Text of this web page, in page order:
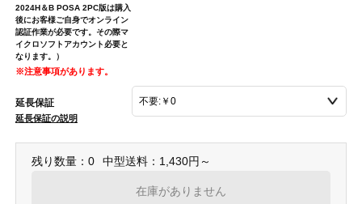
2024H＆B POSA 2PC版は購入
後にお客様ご自身でオンライン
認証作業が必要です。その際マ
イクロソフトアカウント必要と
なります。）
※注意事項があります。
延長保証
延長保証の説明
残り数量：0 中型送料：1,430円～
在庫がありません